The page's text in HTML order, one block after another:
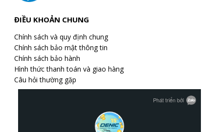
ĐIỀU KHOẢN CHUNG
Chính sách và quy định chung
Chính sách bảo mật thông tin
Chính sách bảo hành
Hình thức thanh toán và giao hàng
Câu hỏi thường gặp